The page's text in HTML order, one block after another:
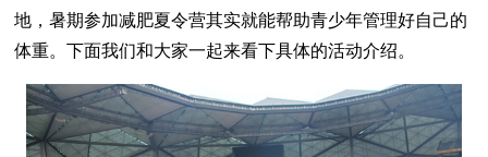
地，暑期参加减肥夏令营其实就能帮助青少年管理好自己的
体重。下面我们和大家一起来看下具体的活动介绍。